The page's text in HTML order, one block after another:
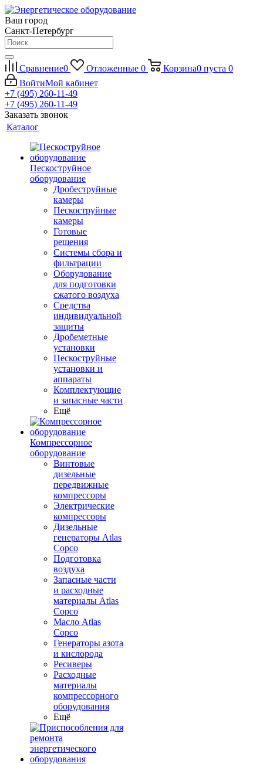
Ваш город
Санкт-Петербург
Сравнение0 Отложенные 0 Корзина0 пуста 0
ВойтиМой кабинет
+7 (495) 260-11-49
+7 (495) 260-11-49
Заказать звонок
Каталог
Пескоструйное
оборудование
Дробеструйные
камеры
Пескоструйные
камеры
Готовые
решения
Системы сбора и
фильтрации
Оборудование
для подготовки
сжатого воздуха
Средства
индивидуальной
защиты
Дробеметные
установки
Пескоструйные
установки и
аппараты
Комплектующие
и запасные части
Ещё
Компрессорное
оборудование
Винтовые
дизельные
передвижные
компрессоры
Электрические
компрессоры
Дизельные
генераторы Atlas
Copco
Подготовка
воздуха
Запасные части
и расходные
материалы Atlas
Copco
Масло Atlas
Copco
Генераторы азота
и кислорода
Ресиверы
Расходные
материалы
компрессорного
оборудования
Ещё